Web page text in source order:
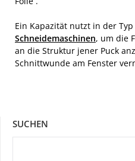
Ein Kapazität nutzt in der Typ
Schneidemaschinen, um die
an die Struktur jener Puck
Schnittwunde am Fenster
SUCHEN